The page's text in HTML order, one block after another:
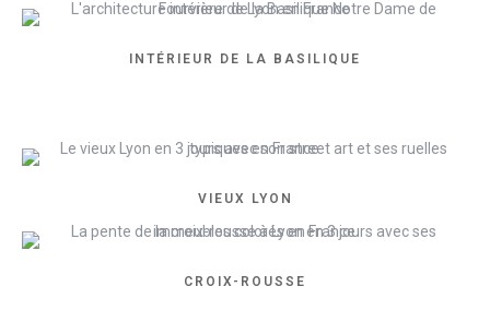
INTÉRIEUR DE LA BASILIQUE
VIEUX LYON
CROIX-ROUSSE